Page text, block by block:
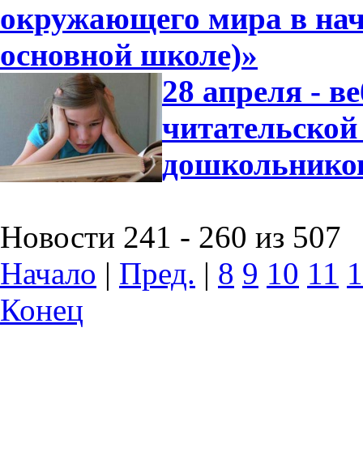
окружающего мира в
основной школе)»
28 апреля -
Новости 241 - 260 из 507
Начало | Пред. | 8 9 10 11
Конец